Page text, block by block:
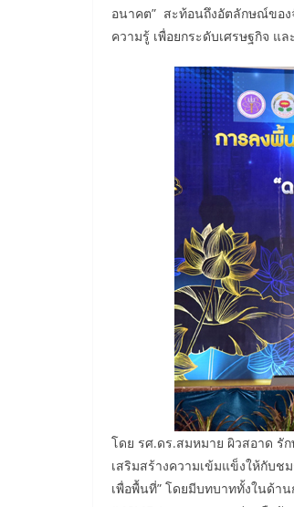
อนาคต” สะท้อนถึงอัตลักษณ์ขอ
ความรู้ เพื่อยกระดับเศรษฐกิจ
โดย รศ.ดร.สมหมาย ผิวสอาด รั
เสริมสร้างความเข้มแข็งให้กับ
เพื่อพื้นที่” โดยมีบทบาททั้งในด้